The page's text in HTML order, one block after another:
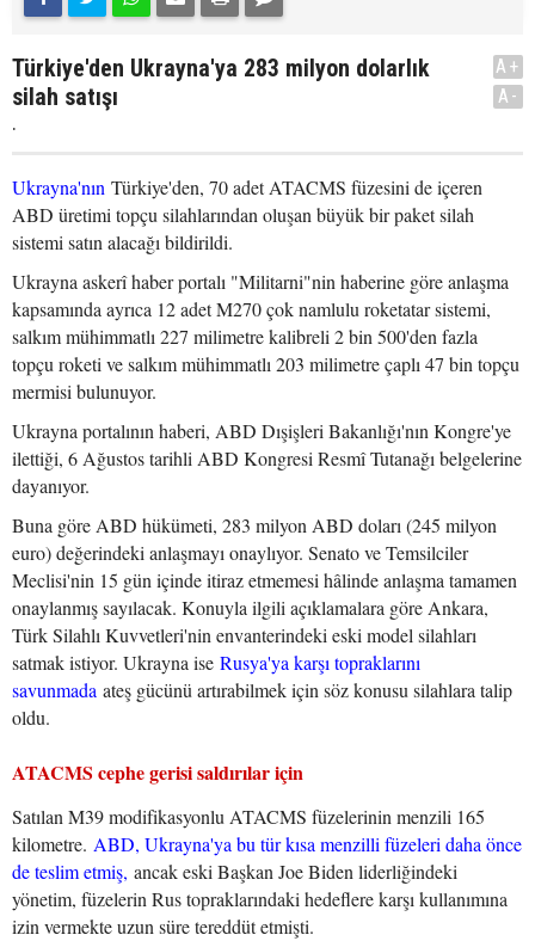
Türkiye'den Ukrayna'ya 283 milyon dolarlık
silah satışı
.
A+
A-
Ukrayna'nın Türkiye'den, 70 adet ATACMS füzesini de içeren
ABD üretimi topçu silahlarından oluşan büyük bir paket silah
sistemi satın alacağı bildirildi.
Ukrayna askerî haber portalı "Militarni"nin haberine göre anlaşma
kapsamında ayrıca 12 adet M270 çok namlulu roketatar sistemi,
salkım mühimmatlı 227 milimetre kalibreli 2 bin 500'den fazla
topçu roketi ve salkım mühimmatlı 203 milimetre çaplı 47 bin topçu
mermisi bulunuyor.
Ukrayna portalının haberi, ABD Dışişleri Bakanlığı'nın Kongre'ye
ilettiği, 6 Ağustos tarihli ABD Kongresi Resmî Tutanağı belgelerine
dayanıyor.
Buna göre ABD hükümeti, 283 milyon ABD doları (245 milyon
euro) değerindeki anlaşmayı onaylıyor. Senato ve Temsilciler
Meclisi'nin 15 gün içinde itiraz etmemesi hâlinde anlaşma tamamen
onaylanmış sayılacak. Konuyla ilgili açıklamalara göre Ankara,
Türk Silahlı Kuvvetleri'nin envanterindeki eski model silahları
satmak istiyor. Ukrayna ise Rusya'ya karşı topraklarını
savunmada ateş gücünü artırabilmek için söz konusu silahlara talip
oldu.
ATACMS cephe gerisi saldırılar için
Satılan M39 modifikasyonlu ATACMS füzelerinin menzili 165
kilometre. ABD, Ukrayna'ya bu tür kısa menzilli füzeleri daha önce
de teslim etmiş, ancak eski Başkan Joe Biden liderliğindeki
yönetim, füzelerin Rus topraklarındaki hedeflere karşı kullanımına
izin vermekte uzun süre tereddüt etmişti.